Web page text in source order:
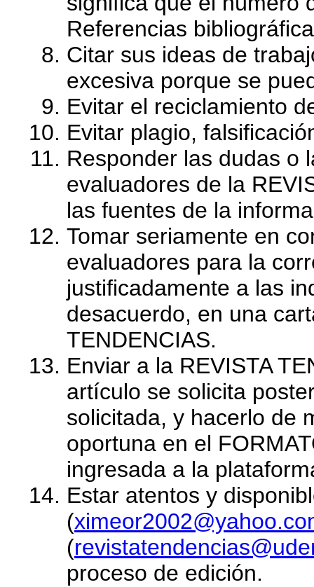
Referencias
Citar sus ideas de
excesiva porque se
Evitar el reciclamiento
Evitar plagio,
Responder las dudas o
evaluadores de la
las fuentes de la
Tomar seriamente en
evaluadores para la
justificadamente a las
desacuerdo, en una
TENDENCIAS.
Enviar a la REVISTA
artículo se solicita
solicitada, y hacerlo de
oportuna en el
ingresada a la
Estar atentos y
(
(
proceso de edición.